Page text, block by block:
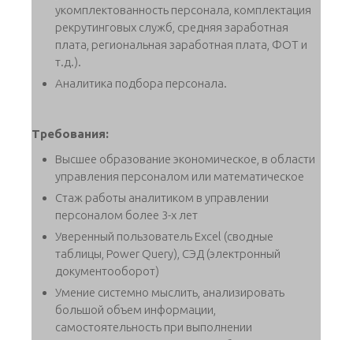
укомплектованность персонала, комплектация
рекрутинговых служб, средняя заработная
плата, региональная заработная плата, ФОТ и
т.д.).
Аналитика подбора персонала.
Требования:
Высшее образование экономическое, в области
управления персоналом или математическое
Стаж работы аналитиком в управлении
персоналом более 3-х лет
Уверенный пользователь Excel (сводные
таблицы, Power Query), СЭД (электронный
документооборот)
Умение системно мыслить, анализировать
большой объем информации,
самостоятельность при выполнении